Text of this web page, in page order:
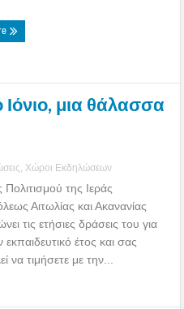
μια θάλασσα
Χώροι Εκδηλώσεων
Πολιτισμού της Ιεράς
Αιτωλίας και Ακανανίας
τις ετήσιες δράσεις του για
εκπαιδευτικό έτος και σας
να τιμήσετε με την...